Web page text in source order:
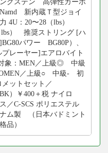
ングステン 高弾性カーボ
新内蔵Ｔ型ジョイ
4U：20〜28（lbs）
lbs） 推奨ストリング [ハ
パワー BG80P）、
レーヤー]エアロバイト
象：MEN／上級◎ 中級
／上級○ 中級- 初
ットセット／
）￥400＋税 ナイロ
／C-SCS ポリエステル
ム製 （日本バドミント
品）